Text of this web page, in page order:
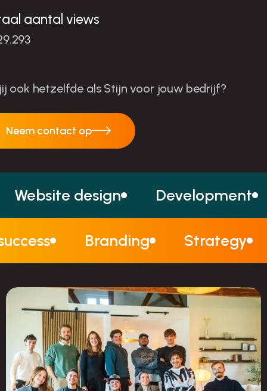
aantal views
ook hetzelfde als Stijn voor jouw bedrijf?
Neem contact op
Neem contact op
Website design Development
Branding Strategy